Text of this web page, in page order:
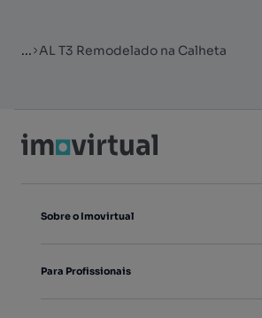
... AL T3 Remodelado na Calheta
Sobre o Imovirtual
Para Profissionais